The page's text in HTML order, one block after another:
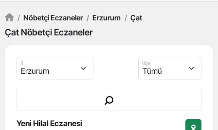
/ Nöbetçi Eczaneler / Erzurum / Çat
Çat Nöbetçi Eczaneler
İl İlçe
Yeni Hilal Eczanesi